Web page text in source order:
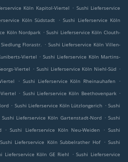
Köln Kapitol-Viertel . Sushi Lieferservice
Köln Südstadt . Sushi Lieferservice Köln
Köln Nordpark . Sushi Lieferservice Köln Clouth-
Florastr. . Sushi Lieferservice Köln Villen-
Viertel . Sushi Lieferservice Köln Martins-
Viertel . Sushi Lieferservice Köln Niehl-Süd .
. Sushi Lieferservice Köln Rheinauhafen
.
. Sushi Lieferservice Köln Beethovenpark .
. Sushi Lieferservice Köln Lützlongerich . Sushi
Sushi Lieferservice Köln Gartenstadt-Nord . Sushi
. Sushi Lieferservice Köln Neu-Weiden . Sushi
Sushi Lieferservice Köln Subbelrather Hof . Sushi
Lieferservice Köln GE Riehl . Sushi Lieferservice